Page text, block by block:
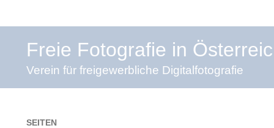
Freie Fotografie in
Verein für freigewerbliche Digitalfotografie
SEITEN